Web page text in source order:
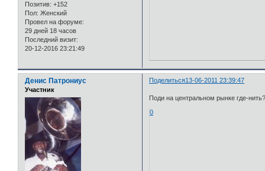
Позитив: +152
Пол: Женский
Провел на форуме:
29 дней 18 часов
Последний визит:
20-12-2016 23:21:49
Поделиться13-06-2011 23:39:47
Денис Патрониус
Участник
Поди на центральном рынке где-
0